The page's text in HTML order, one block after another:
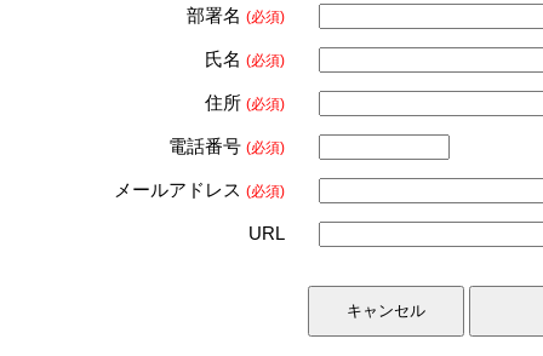
部署名 (必須)
氏名 (必須)
住所 (必須)
電話番号 (必須)
メールアドレス (必須)
URL